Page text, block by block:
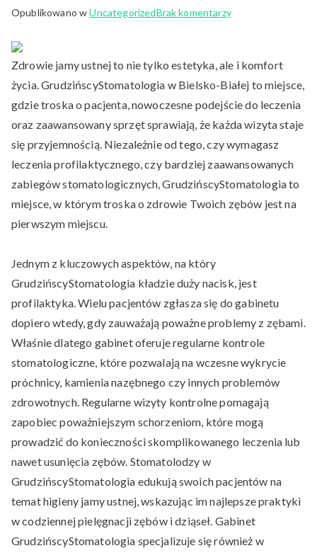
Opublikowano wUncategorizedBrak komentarzydo
Bielsko
Zdrowie jamy ustnej to nie tylko estetyka, ale i komfort
życia. GrudzińscyStomatologia w Bielsko-Białej to miejsce,
gdzie troska o pacjenta, nowoczesne podejście do leczenia
oraz zaawansowany sprzęt sprawiają, że każda wizyta staje
się przyjemnością. Niezależnie od tego, czy wymagasz
leczenia profilaktycznego, czy bardziej zaawansowanych
zabiegów stomatologicznych, GrudzińscyStomatologia to
miejsce, w którym troska o zdrowie Twoich zębów jest na
pierwszym miejscu.
Jednym z kluczowych aspektów, na który
GrudzińscyStomatologia kładzie duży nacisk, jest
profilaktyka. Wielu pacjentów zgłasza się do gabinetu
dopiero wtedy, gdy zauważają poważne problemy z zębami.
Właśnie dlatego gabinet oferuje regularne kontrole
stomatologiczne, które pozwalają na wczesne wykrycie
próchnicy, kamienia nazębnego czy innych problemów
zdrowotnych. Regularne wizyty kontrolne pomagają
zapobiec poważniejszym schorzeniom, które mogą
prowadzić do konieczności skomplikowanego leczenia lub
nawet usunięcia zębów. Stomatolodzy w
GrudzińscyStomatologia edukują swoich pacjentów na
temat higieny jamy ustnej, wskazując im najlepsze praktyki
w codziennej pielęgnacji zębów i dziąseł. Gabinet
GrudzińscyStomatologia specjalizuje się również w